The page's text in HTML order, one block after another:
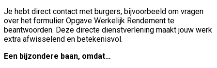
Je hebt direct contact met burgers, bijvoorbeeld om vragen
over het formulier Opgave Werkelijk Rendement te
beantwoorden. Deze directe dienstverlening maakt jouw werk
extra afwisselend en betekenisvol.
Een bijzondere baan, omdat…